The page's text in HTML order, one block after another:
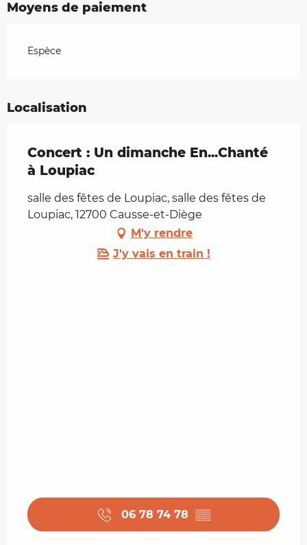
Moyens de paiement
Espèce
Localisation
Concert : Un dimanche En...Chanté
à Loupiac
salle des fêtes de Loupiac, salle des fêtes de
Loupiac, 12700 Causse-et-Diège
M'y rendre
J'y vais en train !
06 78 74 78 ▒▒